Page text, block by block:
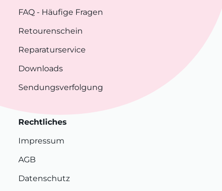
FAQ - Häufige Fragen
Retourenschein
Reparaturservice
Downloads
Sendungsverfolgung
Rechtliches
Impressum
AGB
Datenschutz